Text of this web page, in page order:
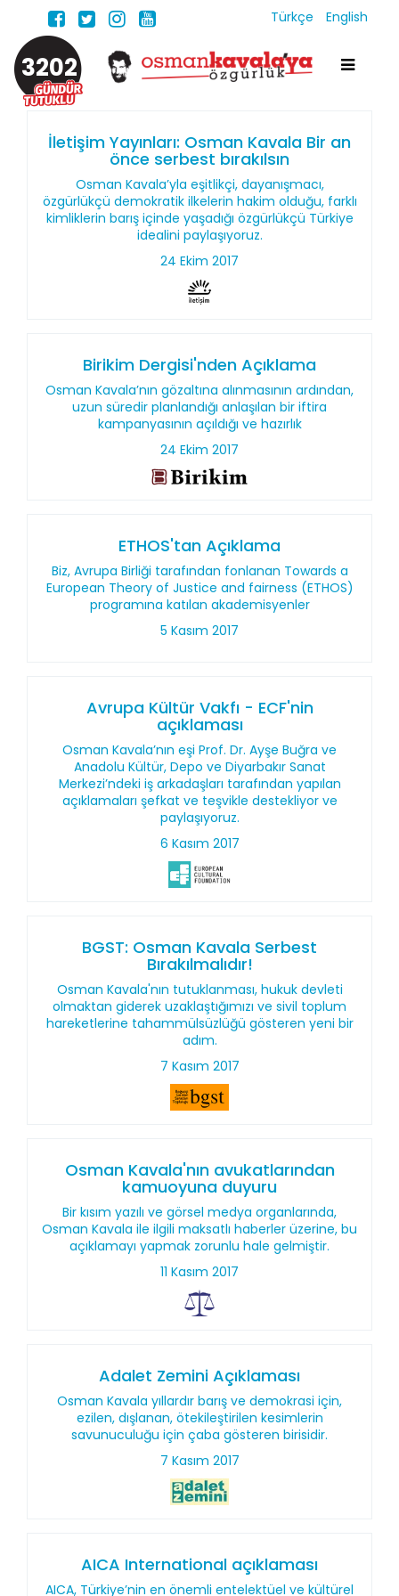
Türkçe English
3202
İletişim Yayınları: Osman Kavala Bir an
önce serbest bırakılsın
Osman Kavala’yla eşitlikçi, dayanışmacı,
özgürlükçü demokratik ilkelerin hakim olduğu, farklı
kimliklerin barış içinde yaşadığı özgürlükçü Türkiye
idealini paylaşıyoruz.
24 Ekim 2017
Birikim Dergisi'nden Açıklama
Osman Kavala’nın gözaltına alınmasının ardından,
uzun süredir planlandığı anlaşılan bir iftira
kampanyasının açıldığı ve hazırlık
24 Ekim 2017
ETHOS'tan Açıklama
Biz, Avrupa Birliği tarafından fonlanan Towards a
European Theory of Justice and fairness (ETHOS)
programına katılan akademisyenler
5 Kasım 2017
Avrupa Kültür Vakfı - ECF'nin
açıklaması
Osman Kavala’nın eşi Prof. Dr. Ayşe Buğra ve
Anadolu Kültür, Depo ve Diyarbakır Sanat
Merkezi’ndeki iş arkadaşları tarafından yapılan
açıklamaları şefkat ve teşvikle destekliyor ve
paylaşıyoruz.
6 Kasım 2017
BGST: Osman Kavala Serbest
Bırakılmalıdır!
Osman Kavala'nın tutuklanması, hukuk devleti
olmaktan giderek uzaklaştığımızı ve sivil toplum
hareketlerine tahammülsüzlüğü gösteren yeni bir
adım.
7 Kasım 2017
Osman Kavala'nın avukatlarından
kamuoyuna duyuru
Bir kısım yazılı ve görsel medya organlarında,
Osman Kavala ile ilgili maksatlı haberler üzerine, bu
açıklamayı yapmak zorunlu hale gelmiştir.
11 Kasım 2017
Adalet Zemini Açıklaması
Osman Kavala yıllardır barış ve demokrasi için,
ezilen, dışlanan, ötekileştirilen kesimlerin
savunuculuğu için çaba gösteren birisidir.
7 Kasım 2017
AICA International açıklaması
AICA, Türkiye’nin en önemli entelektüel ve kültürel